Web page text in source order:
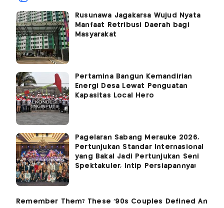
Rusunawa Jagakarsa Wujud Nyata
Manfaat Retribusi Daerah bagi
Masyarakat
Pertamina Bangun Kemandirian
Energi Desa Lewat Penguatan
Kapasitas Local Hero
Pagelaran Sabang Merauke 2026,
Pertunjukan Standar Internasional
yang Bakal Jadi Pertunjukan Seni
Spektakuler, Intip Persiapannya!